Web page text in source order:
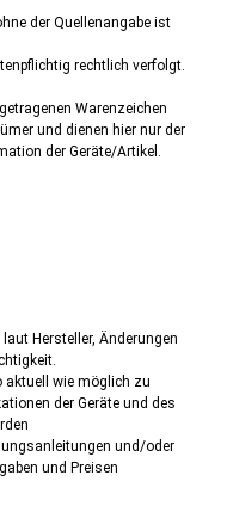
der Quellenangabe ist
rechtlich verfolgt.
Warenzeichen
und dienen hier nur der
der Geräte/Artikel.
Hersteller, Änderungen
aktuell wie möglich zu
der Geräte und des
und/oder
und Preisen